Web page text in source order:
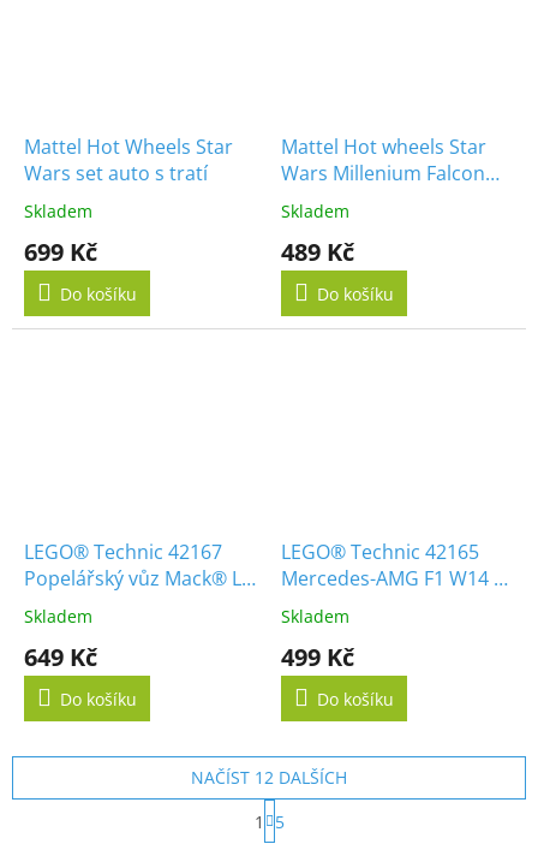
Mattel Hot Wheels Star
Wars set auto s tratí
Skladem
699 Kč
Do košíku
Mattel Hot wheels Star
Wars Millenium Falcon
Síla se probouzí
Skladem
489 Kč
Do košíku
LEGO® Technic 42167
Popelářský vůz Mack® LR
Electric
Skladem
649 Kč
Do košíku
LEGO® Technic 42165
Mercedes-AMG F1 W14 E
Performance Pull-Back
Skladem
499 Kč
Do košíku
NAČÍST 12 DALŠÍCH
S
t
1
5